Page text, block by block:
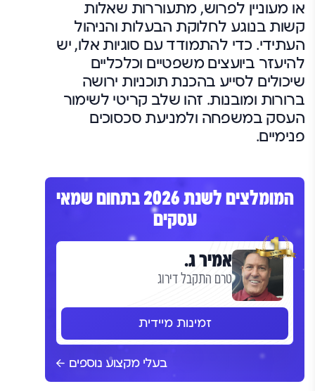
או מעוניין לפרוש, מתעוררות שאלות
קשות בנוגע לחלוקת הבעלות והניהול
העתידי. כדי להתמודד עם סוגיות אלו, יש
להיעזר ביועצים משפטיים וכלכליים
שיכולים לסייע בהכנת תוכניות ירושה
ברורות ומובנות. זהו שלב קריטי לשימור
העסק במשפחה ולמניעת סכסוכים
פנימיים.
המומלצים לשנת 2026 בתחום שמאי
עסקים
אמיר ג.
טרם התקבל דירוג
זמינות מיידית
בעלי מקצוע נוספים